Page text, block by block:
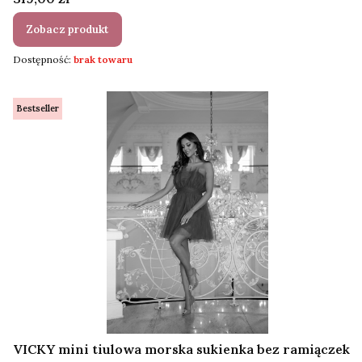
Zobacz produkt
Dostępność: brak towaru
Bestseller
VICKY mini tiulowa morska sukienka bez ramiączek